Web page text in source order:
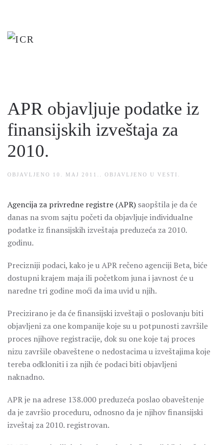
to
APR objavljuje podatke iz
finansijskih izveštaja za
2010.
OBJAVLJENO 10. MAJ 2011. . OBJAVLJENO U VESTI
Agencija za privredne registre (APR) saopštila je da će
danas na svom sajtu početi da objavljuje individualne
podatke iz finansijskih izveštaja preduzeća za 2010.
godinu.
Precizniji podaci, kako je u APR rečeno agenciji Beta, biće
dostupni krajem maja ili početkom juna i javnost će u
naredne tri godine moći da ima uvid u njih.
Precizirano je da će finansijski izveštaji o poslovanju biti
objavljeni za one kompanije koje su u potpunosti završile
proces njihove registracije, dok su one koje taj proces
nizu završile obaveštene o nedostacima u izveštajima koje
tereba odkloniti i za njih će podaci biti objavljeni
naknadno.
APR je na adrese 138.000 preduzeća poslao obaveštenje
da je završio proceduru, odnosno da je njihov finansijski
izveštaj za 2010. registrovan.